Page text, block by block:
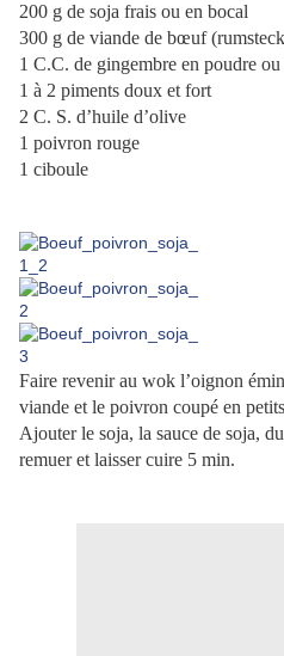
200 g de soja frais ou en bocal
300 g de viande de bœuf
1 C.C. de gingembre en poudre
1 à 2 piments doux et fort
2 C. S. d’huile d’olive
1 poivron rouge
1 ciboule
Faire revenir au wok l’oignon
viande et le poivron coupé en
Ajouter le soja, la sauce de soja,
remuer et laisser cuire 5 min.